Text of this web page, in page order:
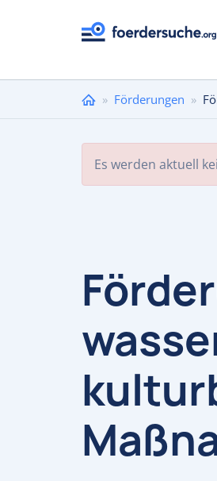
Sie
hier
» Förderungen »
Es werden aktuell